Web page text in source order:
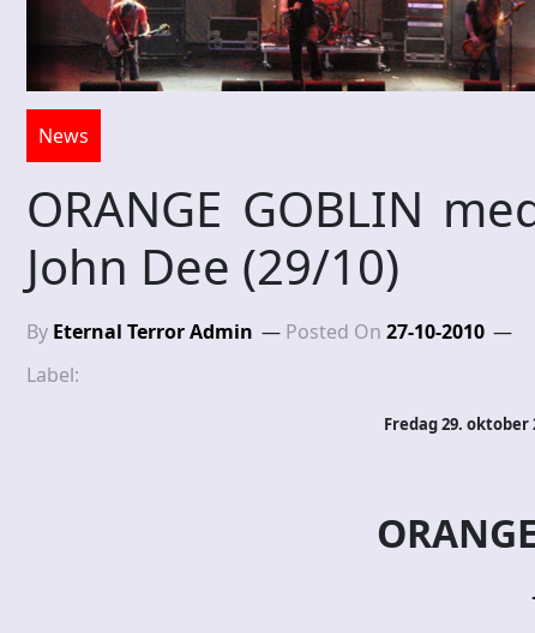
News
ORANGE GOBLIN
John Dee (29/10)
By Eternal Terror Admin Posted On 27-10-2010
Label:
Fredag 29. oktober